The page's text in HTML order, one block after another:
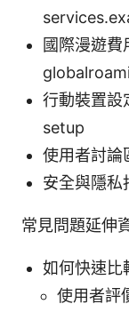
國際漫遊費
行動裝置
setup
使用者討
安全與隱
常見問題延伸
如何快速比
使用者評